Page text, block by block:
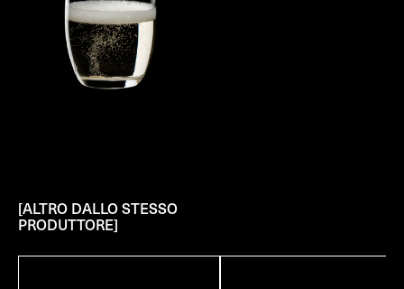
[ALTRO DALLO STESSO
PRODUTTORE]